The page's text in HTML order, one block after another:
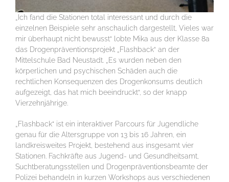
„Ich fand die Stationen total interessant und durch die
einzelnen Beispiele sehr anschaulich dargestellt, Vieles war
mir überhaupt nicht bewusst“ lobte Mika aus der Klasse 8a
das Drogenpräventionsprojekt „Flashback“ an der
Mittelschule Bad Neustadt. „Es wurden neben den
körperlichen und psychischen Schäden auch die
rechtlichen Konsequenzen des Drogenkonsums deutlich
aufgezeigt, das hat mich beeindruckt“, so der knapp
Vierzehnjährige.
„Flashback“ ist ein interaktiver Parcours für Jugendliche
genau für die Altersgruppe von 13 bis 16 Jahren, ein
landkreisweites Projekt, bestehend aus insgesamt vier
Stationen. Fachkräfte aus Jugend- und Gesundheitsamt,
Suchtberatungsstellen und Drogenpräventionsbeamte der
Polizei behandeln in kurzen Workshops aus verschiedenen